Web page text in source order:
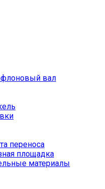
вал
переноса
площадка
материалы